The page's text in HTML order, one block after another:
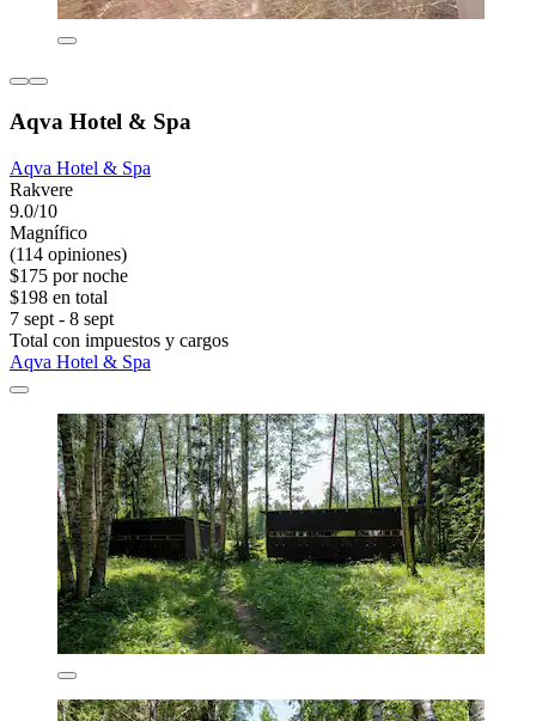
Aqva Hotel & Spa
Aqva Hotel & Spa
Rakvere
9.0/10
Magnífico
(114 opiniones)
$175 por noche
$198 en total
7 sept - 8 sept
Total con impuestos y cargos
Aqva Hotel & Spa